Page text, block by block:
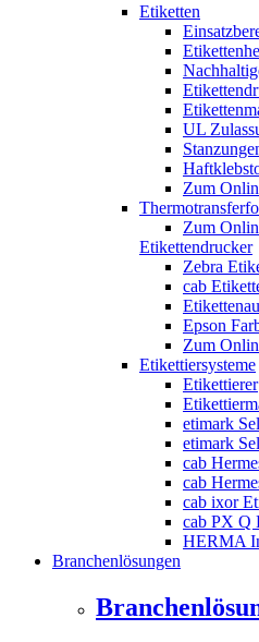
Etiketten
UL
Zum
Zum
Etikettendrucker
Zebra
cab
Epson
Zum
Etikettiersysteme
Etikettierer
etimark
etimark
cab
cab
cab ixor
cab PX Q
HERMA
Branchenlösungen